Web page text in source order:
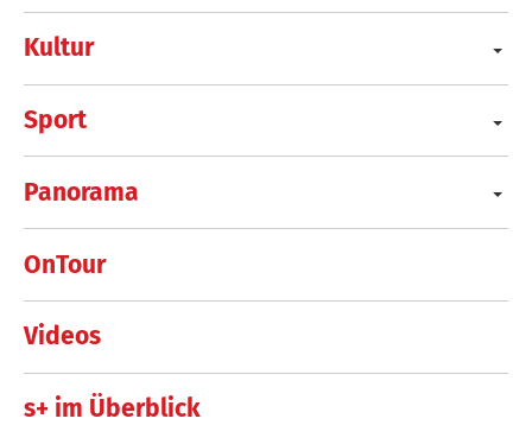
Kultur
Sport
Panorama
OnTour
Videos
s+ im Überblick